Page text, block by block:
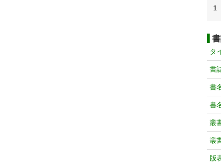
1
タ
書
書
書
叢
叢
版